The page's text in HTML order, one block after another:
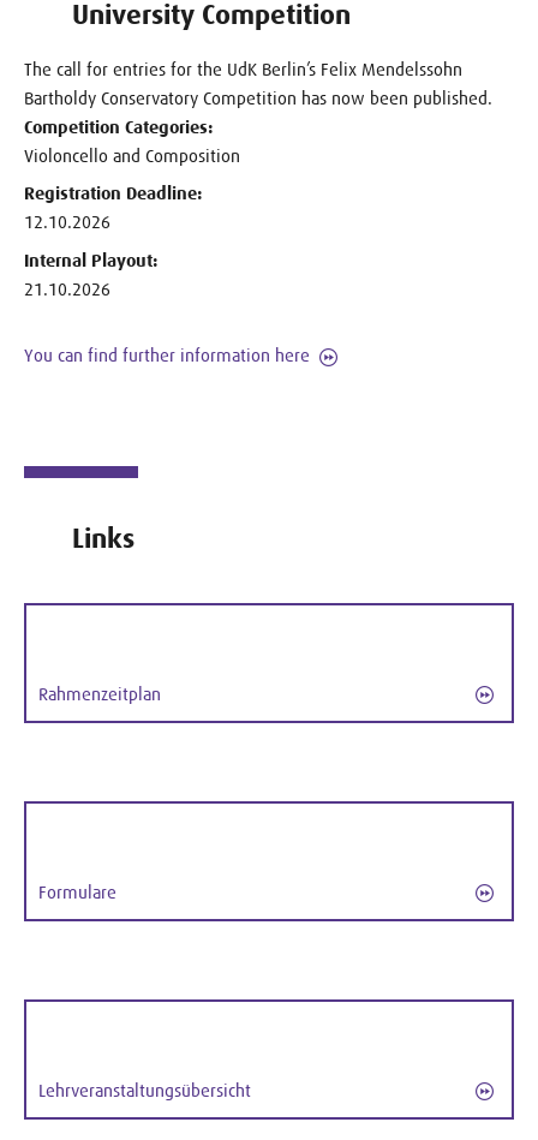
University Competition
The call for entries for the UdK Berlin’s Felix Mendelssohn
Bartholdy Conservatory Competition has now been published.
Competition Categories:
Violoncello and Composition
Registration Deadline:
12.10.2026
Internal Playout:
21.10.2026
You can find further information here
Links
Rahmenzeitplan
Formulare
Lehrveranstaltungsübersicht